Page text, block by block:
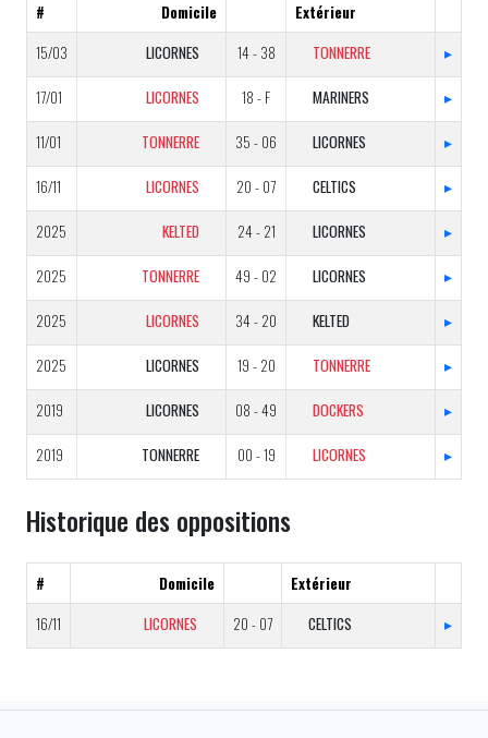
# Domicile
Extérieur
15/03
LICORNES 14 - 38 TONNERRE ▸
17/01 LICORNES 18 - F MARINERS ▸
11/01 TONNERRE 35 - 06 LICORNES ▸
16/11 LICORNES 20 - 07 CELTICS ▸
2025 KELTED 24 - 21 LICORNES ▸
2025 TONNERRE 49 - 02 LICORNES ▸
2025 LICORNES 34 - 20 KELTED ▸
2025 LICORNES 19 - 20 TONNERRE ▸
2019 LICORNES 08 - 49 DOCKERS ▸
2019 TONNERRE 00 - 19 LICORNES ▸
Historique des oppositions
# Domicile
Extérieur
16/11
LICORNES 20 - 07 CELTICS ▸